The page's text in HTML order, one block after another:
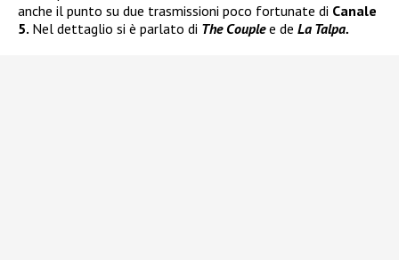
anche il punto su due trasmissioni poco fortunate di Canale
5. Nel dettaglio si è parlato di The Couplee de La Talpa.